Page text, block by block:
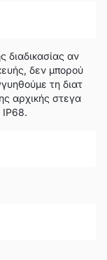
διαδικασίας αν
δεν μπορού
τη διατ
αρχικής στεγα
IP68.